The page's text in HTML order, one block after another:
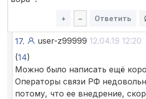
+ – Ответить
17. user-z99999 12.04.19 12:20
(14)
Можно было написать ещё
Операторы связи РФ
потому, что ее внедрение,